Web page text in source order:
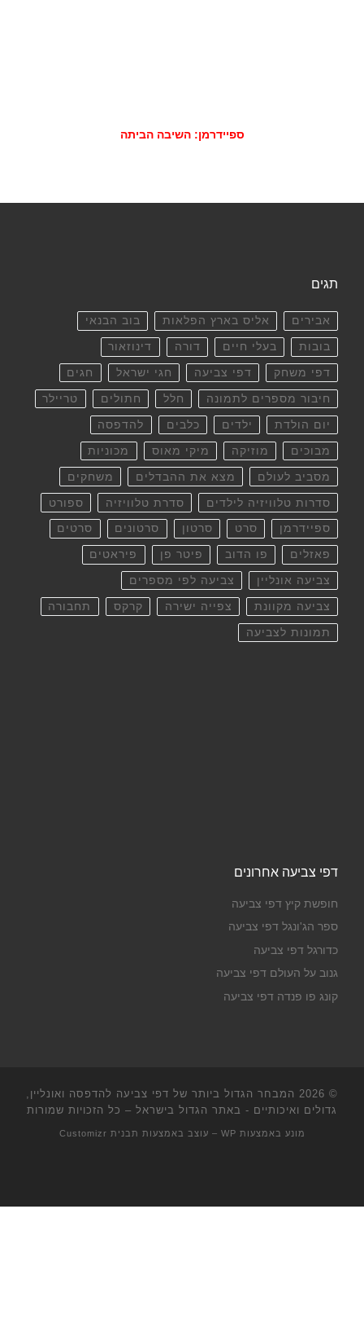
ספיידרמן: השיבה הביתה
תגים
אבירים אליס בארץ הפלאות בוב הבנאי
בובות בעלי חיים דורה דינוזאור
דפי משחק דפי צביעה חגי ישראל חגים
חיבור מספרים לתמונה חלל חתולים טריילר
יום הולדת ילדים כלבים להדפסה
מבוכים מוזיקה מיקי מאוס מכוניות
מסביב לעולם מצא את ההבדלים משחקים
סדרות טלוויזיה לילדים סדרת טלוויזיה ספורט
ספיידרמן סרט סרטון סרטונים סרטים
פאזלים פו הדוב פיטר פן פיראטים
צביעה אונליין צביעה לפי מספרים
צביעה מקוונת צפייה ישירה קרקס תחבורה
תמונות לצביעה
דפי צביעה אחרונים
חופשת קיץ דפי צביעה
ספר הג'ונגל דפי צביעה
כדורגל דפי צביעה
גנוב על העולם דפי צביעה
קונג פו פנדה דפי צביעה
© 2026
המבחר הגדול ביותר של דפי צביעה להדפסה ואונליין,
גדולים ואיכותיים - באתר הגדול בישראל – כל הזכויות שמורות
מונע באמצעות WP – עוצב באמצעות תבנית Customizr